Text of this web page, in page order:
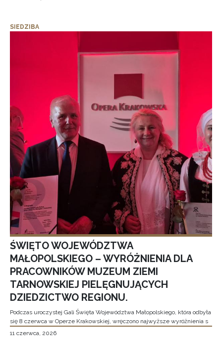
SIEDZIBA
ŚWIĘTO WOJEWÓDZTWA
MAŁOPOLSKIEGO – WYRÓŻNIENIA DLA
PRACOWNIKÓW MUZEUM ZIEMI
TARNOWSKIEJ PIELĘGNUJĄCYCH
DZIEDZICTWO REGIONU.
Podczas uroczystej Gali Święta Województwa Małopolskiego, która odbyła
się 8 czerwca w Operze Krakowskiej, wręczono najwyższe wyróżnienia s
11 czerwca, 2026